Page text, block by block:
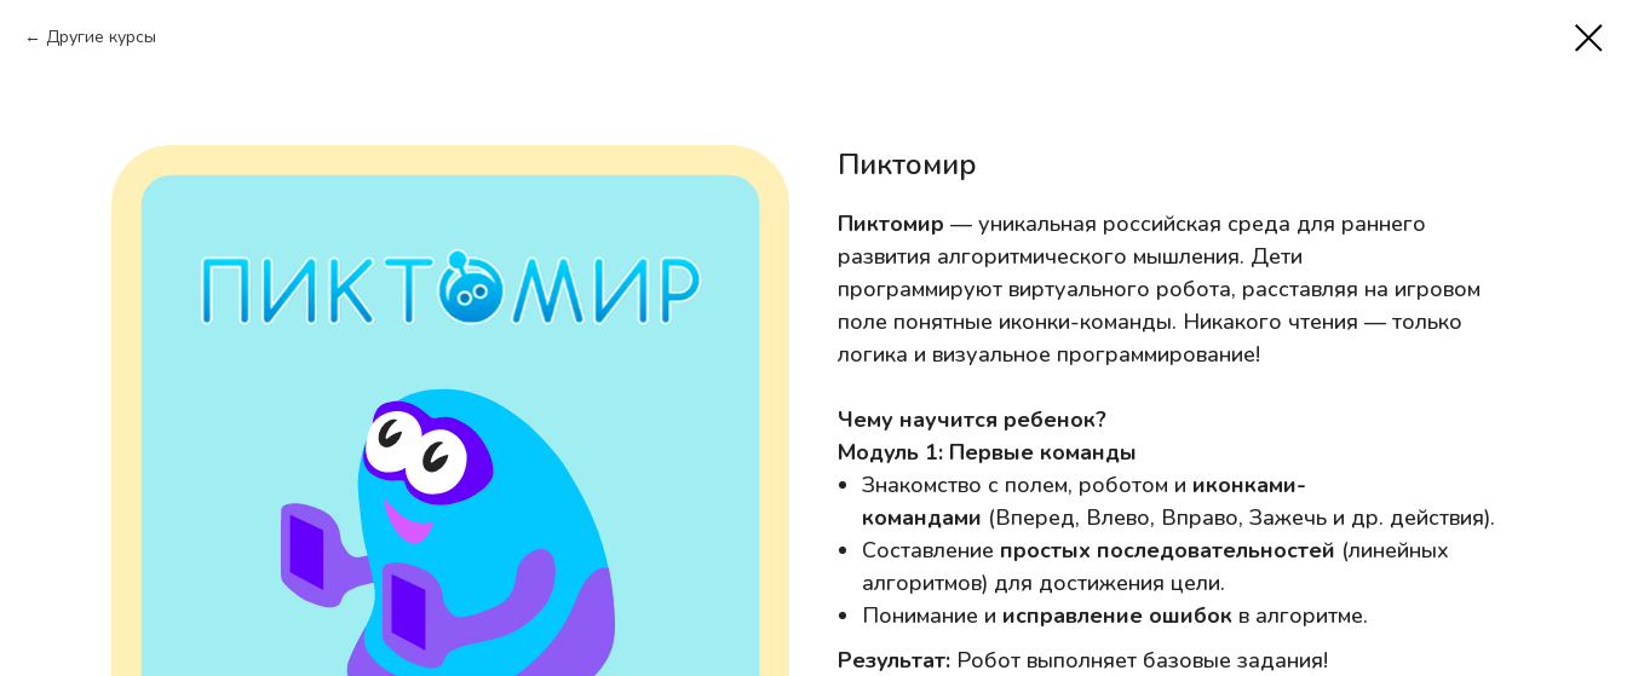
Другие курсы
Пиктомир
Пиктомир — уникальная российская среда для раннего
развития алгоритмического мышления. Дети
программируют виртуального робота, расставляя на игровом
поле понятные иконки-команды. Никакого чтения — только
логика и визуальное программирование!
Чему научится ребенок?
Модуль 1: Первые команды
Знакомство с полем, роботом и иконками-
командами (Вперед, Влево, Вправо, Зажечь и др. действия).
Составление простых последовательностей (линейных
алгоритмов) для достижения цели.
Понимание и исправление ошибок в алгоритме.
Результат: Робот выполняет базовые задания!